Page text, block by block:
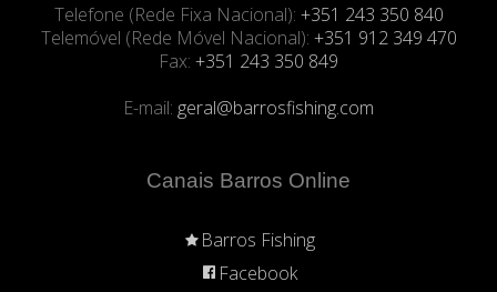
Telefone (Rede Fixa Nacional): +351 243 350 840
Telemóvel (Rede Móvel Nacional): +351 912 349 470
Fax: +351 243 350 849
E-mail: geral@barrosfishing.com
Canais Barros Online
Barros Fishing
Facebook